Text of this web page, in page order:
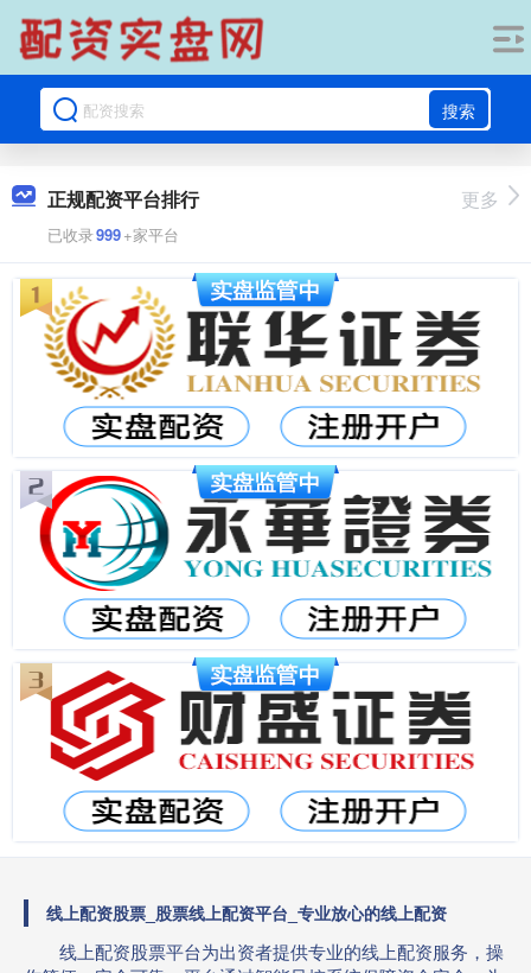
搜索
正规配资平台排行
已收录999+家平台
更多
线上配资股票_股票线上配资平台_专业放心的线上配资
线上配资股票平台为出资者提供专业的线上配资服务，操